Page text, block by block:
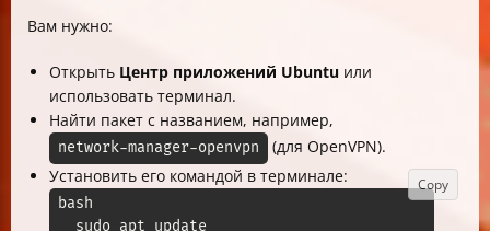
Вам нужно:
Открыть Центр приложений Ubuntu или
использовать терминал.
Найти пакет с названием, например,
network-manager-openvpn
(для OpenVPN).
Установить его командой в терминале:
bash
Copy